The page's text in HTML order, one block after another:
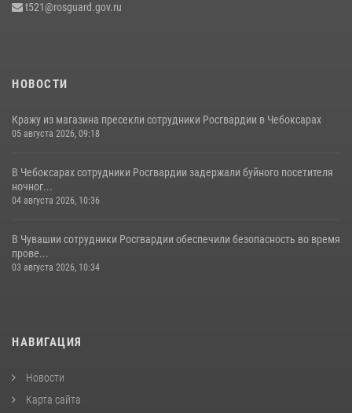
Республике напоминает о правилах обращения с оружием
t521@rosguard.gov.ru
НОВОСТИ
Кражу из магазина пресекли сотрудники Росгвардии в Чебоксарах
05 августа 2026, 09:18
В Чебоксарах сотрудники Росгвардии задержали буйного посетителя
ночног...
04 августа 2026, 10:36
В Чувашии сотрудники Росгвардии обеспечили безопасность во время
прове...
03 августа 2026, 10:34
НАВИГАЦИЯ
Новости
Карта сайта